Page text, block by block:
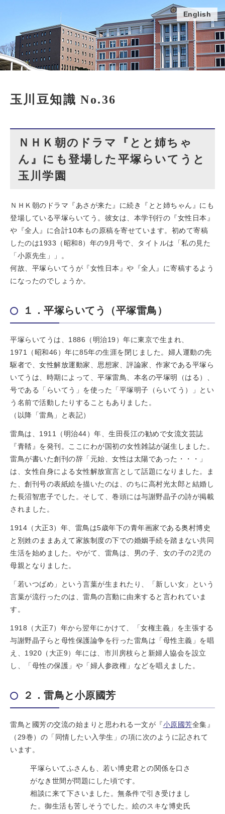
English
玉川豆知識 No.36
ＮＨＫ朝のドラマ『とと姉ちゃ
ん』にも登場した平塚らいてうと
玉川学園
ＮＨＫ朝のドラマ『あさが来た』に続き『とと姉ちゃん』にも
登場している平塚らいてう。彼女は、本学刊行の『女性日本』
や『全人』に合計10本もの原稿を寄せています。初めて寄稿
したのは1933（昭和8）年の9月号で、タイトルは「私の見た
「小原先生」」。
何故、平塚らいてうが『女性日本』や『全人』に寄稿するよう
になったのでしょうか。
１．平塚らいてう（平塚雷鳥）
平塚らいてうは、1886（明治19）年に東京で生まれ、
1971（昭和46）年に85年の生涯を閉じました。婦人運動の先
駆者で、女性解放運動家、思想家、評論家、作家である平塚ら
いてうは、時期によって、平塚雷鳥、本名の平塚明（はる）、
号である「らいてう」を使った「平塚明子（らいてう）」とい
う名前で活動したりすることもありました。
（以降「雷鳥」と表記）
雷鳥は、1911（明治44）年、生田長江の勧めで女流文芸誌
『青鞜』を発刊。ここにわが国初の女性雑誌が誕生しました。
雷鳥が書いた創刊の辞「元始、女性は太陽であった・・・」
は、女性自身による女性解放宣言として話題になりました。ま
た、創刊号の表紙絵を描いたのは、のちに高村光太郎と結婚し
た長沼智恵子でした。そして、巻頭には与謝野晶子の詩が掲載
されました。
1914（大正3）年、雷鳥は5歳年下の青年画家である奥村博史
と別姓のままあえて家族制度の下での婚姻手続を踏まない共同
生活を始めました。やがて、雷鳥は、男の子、女の子の2児の
母親となりました。
「若いつばめ」という言葉が生まれたり、「新しい女」という
言葉が流行ったのは、雷鳥の言動に由来すると言われていま
す。
1918（大正7）年から翌年にかけて、「女権主義」を主張する
与謝野晶子らと母性保護論争を行った雷鳥は「母性主義」を唱
え、1920（大正9）年には、市川房枝らと新婦人協会を設立
し、「母性の保護」や「婦人参政権」などを唱えました。
２．雷鳥と小原國芳
雷鳥と國芳の交流の始まりと思われる一文が『小原國芳全集』
（29巻）の「同情したい入学生」の項に次のように記されて
います。
平塚らいてふさんも、若い博史君との関係を口さ
がなき世間が問題にした頃です。
相談に来て下さいました。無条件で引き受けまし
た。御生活も苦しそうでした。絵のスキな博史氏